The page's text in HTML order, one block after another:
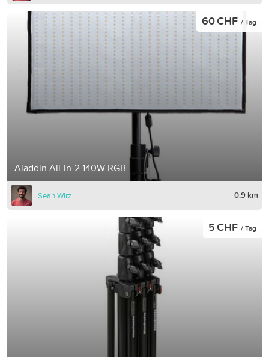
Aladdin All-In-2 140W RGB
60 CHF / Tag
Sean Wirz 0,9 km
5 CHF / Tag